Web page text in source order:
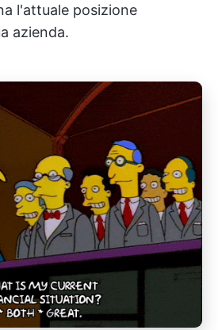
l'attuale posizione
azienda.